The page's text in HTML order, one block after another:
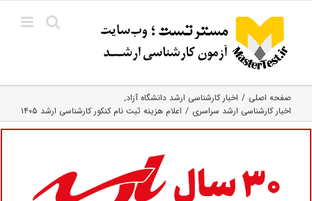
content
صفحه اصلی
اخبار کارشناسی ارشد دانشگاه آزاد
اخبار کارشناسی ارشد سراسری
اعلام هزینه ثبت نام کنکور کارشناسی ارشد ۱۴۰۵